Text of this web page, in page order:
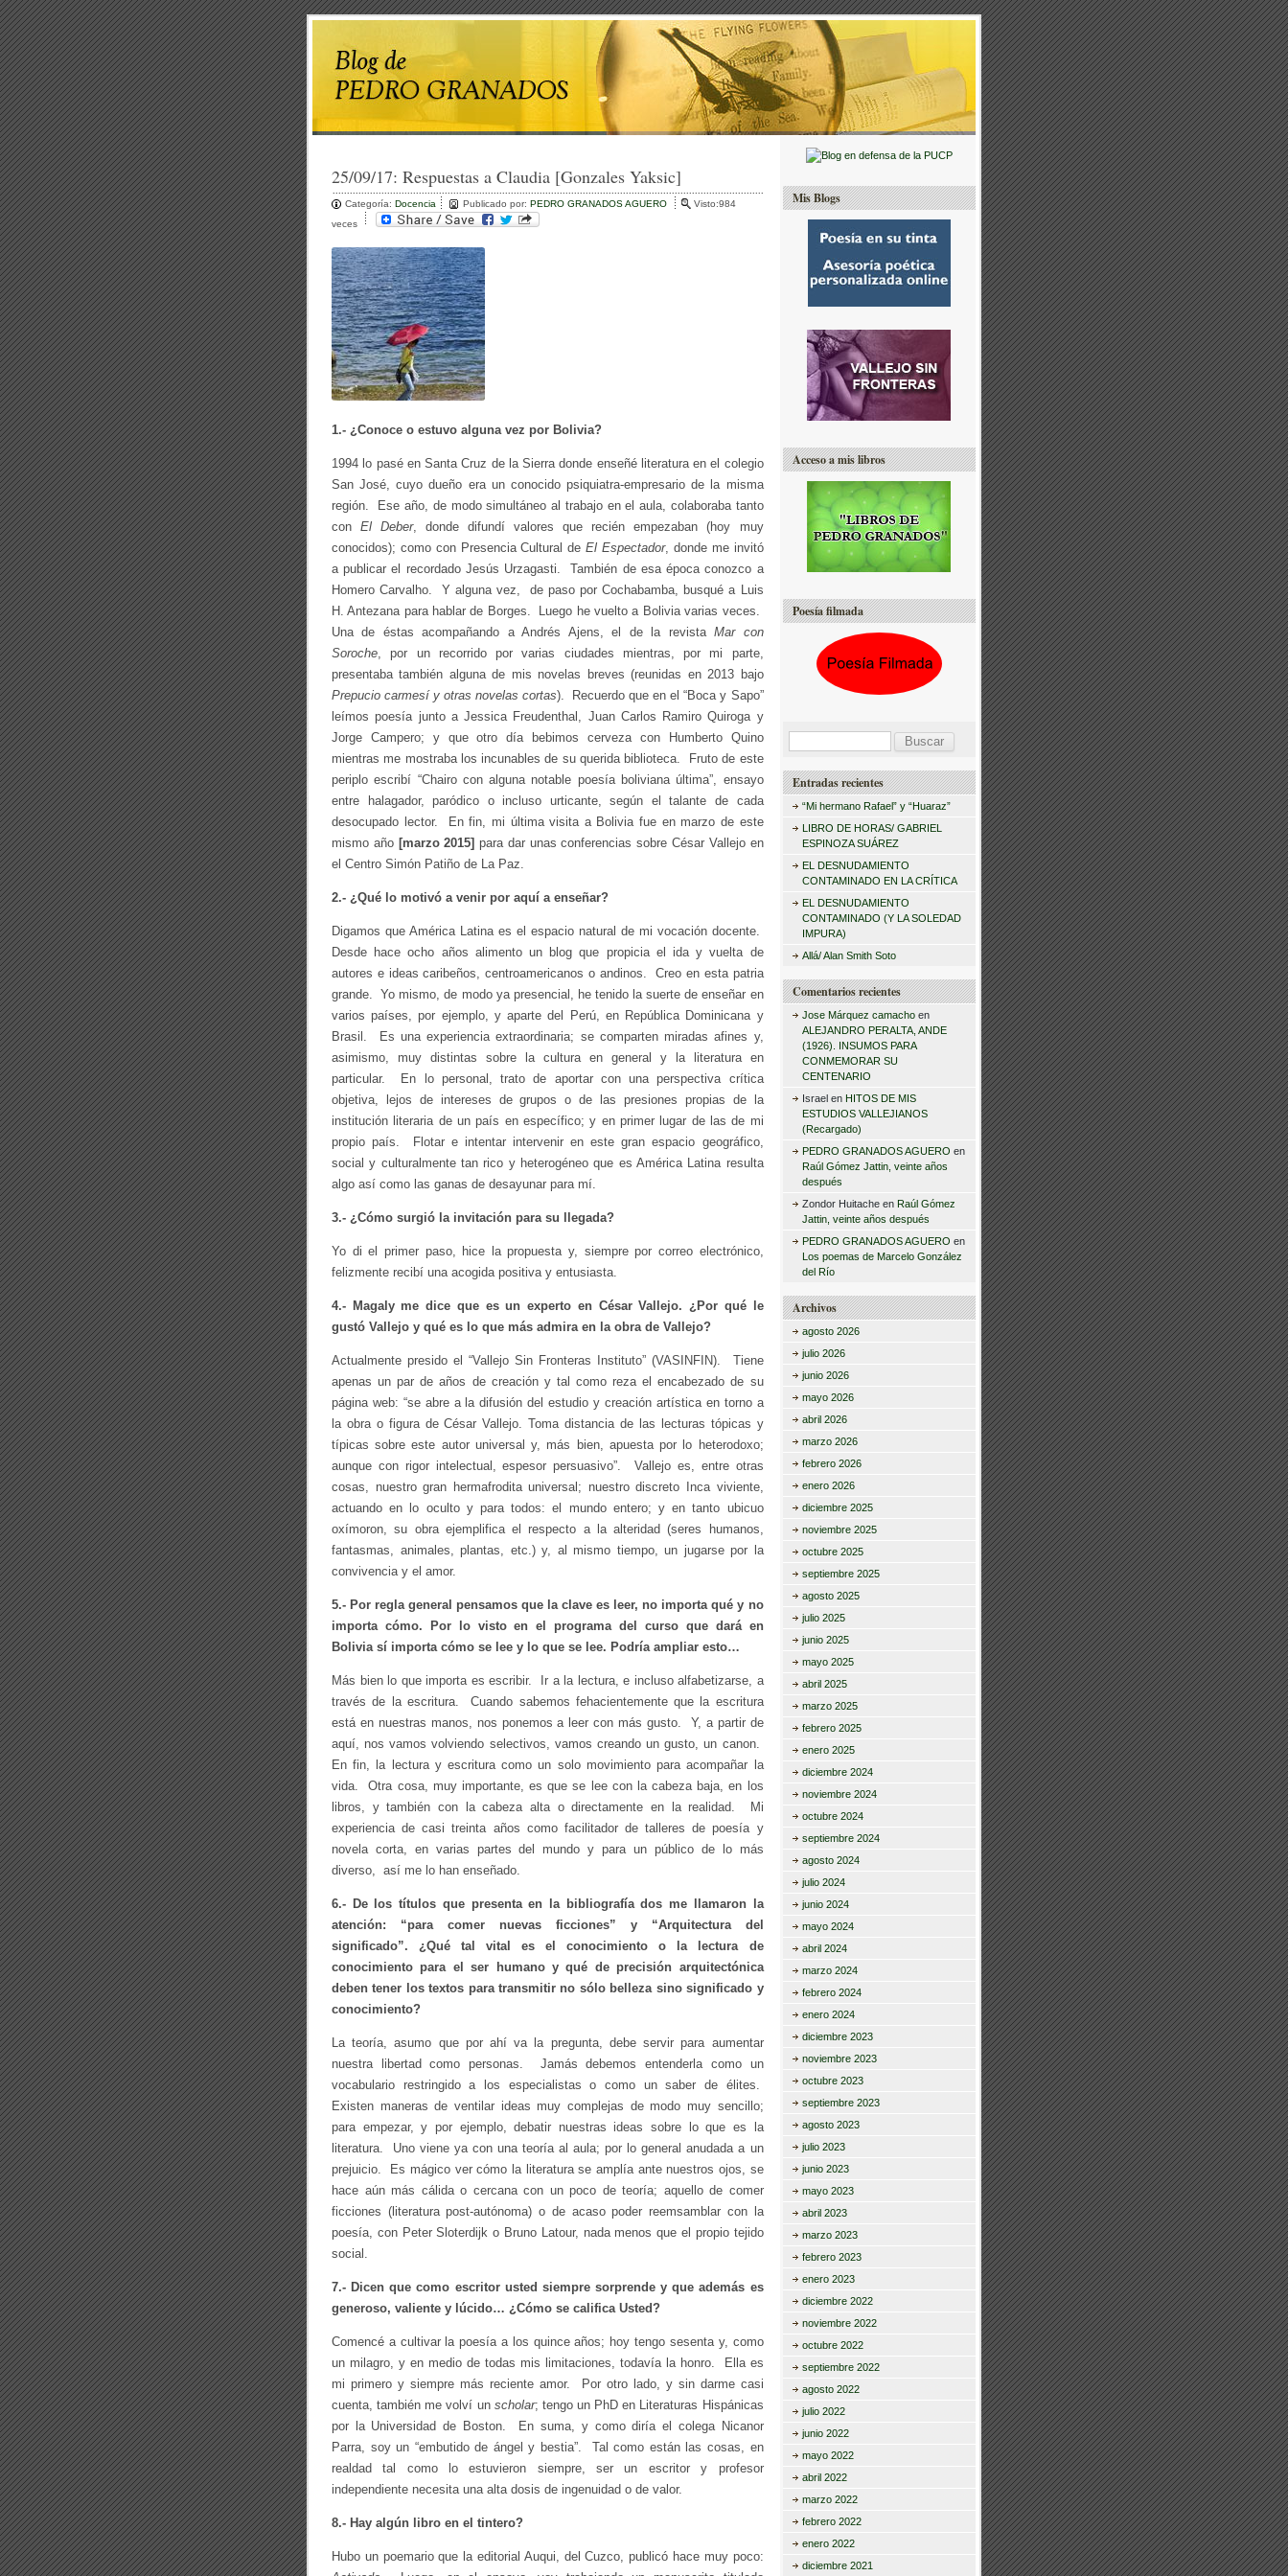
25/09/17: Respuestas a Claudia [Gonzales Yaksic]
Categoría: Docencia Publicado por: PEDRO GRANADOS AGUERO
Visto:984
veces
1.- ¿Conoce o estuvo alguna vez por Bolivia?
1994 lo pasé en Santa Cruz de la Sierra donde enseñé literatura en el colegio
San José, cuyo dueño era un conocido psiquiatra-empresario de la misma
región. Ese año, de modo simultáneo al trabajo en el aula, colaboraba tanto
conEl Deber, donde difundí valores que recién empezaban (hoy muy
conocidos); como con Presencia Cultural de El Espectador, donde me invitó
a publicar el recordado Jesús Urzagasti. También de esa época conozco a
Homero Carvalho. Y alguna vez, de paso por Cochabamba, busqué a Luis
H. Antezana para hablar de Borges. Luego he vuelto a Bolivia varias veces.
Una de éstas acompañando a Andrés Ajens, el de la revistaMar con
Soroche, por un recorrido por varias ciudades mientras, por mi parte,
presentaba también alguna de mis novelas breves (reunidas en 2013 bajo
Prepucio carmesí y otras novelas cortas). Recuerdo que en el “Boca y Sapo”
leímos poesía junto a Jessica Freudenthal, Juan Carlos Ramiro Quiroga y
Jorge Campero; y que otro día bebimos cerveza con Humberto Quino
mientras me mostraba los incunables de su querida biblioteca. Fruto de este
periplo escribí “Chairo con alguna notable poesía boliviana última”, ensayo
entre halagador, paródico o incluso urticante, según el talante de cada
desocupado lector. En fin, mi última visita a Bolivia fue en marzo de este
mismo año [marzo 2015] para dar unas conferencias sobre César Vallejo en
el Centro Simón Patiño de La Paz.
2.- ¿Qué lo motivó a venir por aquí a enseñar?
Digamos que América Latina es el espacio natural de mi vocación docente.
Desde hace ocho años alimento un blog que propicia el ida y vuelta de
autores e ideas caribeños, centroamericanos o andinos. Creo en esta patria
grande. Yo mismo, de modo ya presencial, he tenido la suerte de enseñar en
varios países, por ejemplo, y aparte del Perú, en República Dominicana y
Brasil. Es una experiencia extraordinaria; se comparten miradas afines y,
asimismo, muy distintas sobre la cultura en general y la literatura en
particular. En lo personal, trato de aportar con una perspectiva crítica
objetiva, lejos de intereses de grupos o de las presiones propias de la
institución literaria de un país en específico; y en primer lugar de las de mi
propio país. Flotar e intentar intervenir en este gran espacio geográfico,
social y culturalmente tan rico y heterogéneo que es América Latina resulta
algo así como las ganas de desayunar para mí.
3.- ¿Cómo surgió la invitación para su llegada?
Yo di el primer paso, hice la propuesta y, siempre por correo electrónico,
felizmente recibí una acogida positiva y entusiasta.
4.- Magaly me dice que es un experto en César Vallejo. ¿Por qué le
gustó Vallejo y qué es lo que más admira en la obra de Vallejo?
Actualmente presido el “Vallejo Sin Fronteras Instituto” (VASINFIN). Tiene
apenas un par de años de creación y tal como reza el encabezado de su
página web: “se abre a la difusión del estudio y creación artística en torno a
la obra o figura de César Vallejo. Toma distancia de las lecturas tópicas y
típicas sobre este autor universal y, más bien, apuesta por lo heterodoxo;
aunque con rigor intelectual, espesor persuasivo”. Vallejo es, entre otras
cosas, nuestro gran hermafrodita universal; nuestro discreto Inca viviente,
actuando en lo oculto y para todos: el mundo entero; y en tanto ubicuo
oxímoron, su obra ejemplifica el respecto a la alteridad (seres humanos,
fantasmas, animales, plantas, etc.) y, al mismo tiempo, un jugarse por la
convivencia y el amor.
5.- Por regla general pensamos que la clave es leer, no importa qué y no
importa cómo. Por lo visto en el programa del curso que dará en
Bolivia sí importa cómo se lee y lo que se lee. Podría ampliar esto…
Más bien lo que importa es escribir. Ir a la lectura, e incluso alfabetizarse, a
través de la escritura. Cuando sabemos fehacientemente que la escritura
está en nuestras manos, nos ponemos a leer con más gusto. Y, a partir de
aquí, nos vamos volviendo selectivos, vamos creando un gusto, un canon.
En fin, la lectura y escritura como un solo movimiento para acompañar la
vida. Otra cosa, muy importante, es que se lee con la cabeza baja, en los
libros, y también con la cabeza alta o directamente en la realidad. Mi
experiencia de casi treinta años como facilitador de talleres de poesía y
novela corta, en varias partes del mundo y para un público de lo más
diverso, así me lo han enseñado.
6.- De los títulos que presenta en la bibliografía dos me llamaron la
atención: “para comer nuevas ficciones” y “Arquitectura del
significado”. ¿Qué tal vital es el conocimiento o la lectura de
conocimiento para el ser humano y qué de precisión arquitectónica
deben tener los textos para transmitir no sólo belleza sino significado y
conocimiento?
La teoría, asumo que por ahí va la pregunta, debe servir para aumentar
nuestra libertad como personas. Jamás debemos entenderla como un
vocabulario restringido a los especialistas o como un saber de élites.
Existen maneras de ventilar ideas muy complejas de modo muy sencillo;
para empezar, y por ejemplo, debatir nuestras ideas sobre lo que es la
literatura. Uno viene ya con una teoría al aula; por lo general anudada a un
prejuicio. Es mágico ver cómo la literatura se amplía ante nuestros ojos, se
hace aún más cálida o cercana con un poco de teoría; aquello de comer
ficciones (literatura post-autónoma) o de acaso poder reemsamblar con la
poesía, con Peter Sloterdijk o Bruno Latour, nada menos que el propio tejido
social.
7.- Dicen que como escritor usted siempre sorprende y que además es
generoso, valiente y lúcido… ¿Cómo se califica Usted?
Comencé a cultivar la poesía a los quince años; hoy tengo sesenta y, como
un milagro, y en medio de todas mis limitaciones, todavía la honro. Ella es
mi primero y siempre más reciente amor. Por otro lado, y sin darme casi
cuenta, también me volví un scholar; tengo un PhD en Literaturas Hispánicas
por la Universidad de Boston. En suma, y como diría el colega Nicanor
Parra, soy un “embutido de ángel y bestia”. Tal como están las cosas, en
realdad tal como lo estuvieron siempre, ser un escritor y profesor
independiente necesita una alta dosis de ingenuidad o de valor.
8.- Hay algún libro en el tintero?
Hubo un poemario que la editorial Auqui, del Cuzco, publicó hace muy poco:
Mis Blogs
Acceso a mis libros
Poesía filmada
s
r
Entradas recientes
“Mi hermano Rafael” y “Huaraz”
LIBRO DE HORAS/ GABRIEL
ESPINOZA SUÁREZ
EL DESNUDAMIENTO
CONTAMINADO EN LA CRÍTICA
EL DESNUDAMIENTO
CONTAMINADO (Y LA SOLEDAD
IMPURA)
Allá/ Alan Smith Soto
Comentarios recientes
Jose Márquez camachoen
ALEJANDRO PERALTA, ANDE
(1926). INSUMOS PARA
CONMEMORAR SU
CENTENARIO
Israelen HITOS DE MIS
ESTUDIOS VALLEJIANOS
(Recargado)
PEDRO GRANADOS AGUERO en
Raúl Gómez Jattin, veinte años
después
Zondor Huitacheen Raúl Gómez
Jattin, veinte años después
PEDRO GRANADOS AGUERO en
Los poemas de Marcelo González
del Río
Archivos
agosto 2026
julio 2026
junio 2026
mayo 2026
abril 2026
marzo 2026
febrero 2026
enero 2026
diciembre 2025
noviembre 2025
octubre 2025
septiembre 2025
agosto 2025
julio 2025
junio 2025
mayo 2025
abril 2025
marzo 2025
febrero 2025
enero 2025
diciembre 2024
noviembre 2024
octubre 2024
septiembre 2024
agosto 2024
julio 2024
junio 2024
mayo 2024
abril 2024
marzo 2024
febrero 2024
enero 2024
diciembre 2023
noviembre 2023
octubre 2023
septiembre 2023
agosto 2023
julio 2023
junio 2023
mayo 2023
abril 2023
marzo 2023
febrero 2023
enero 2023
diciembre 2022
noviembre 2022
octubre 2022
septiembre 2022
agosto 2022
julio 2022
junio 2022
mayo 2022
abril 2022
marzo 2022
febrero 2022
enero 2022
diciembre 2021